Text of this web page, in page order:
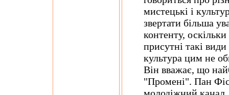
мистецькі і
звертати більша
контенту,
присутні такі
культура цим не
Він вважає, що
"Промені". Пан